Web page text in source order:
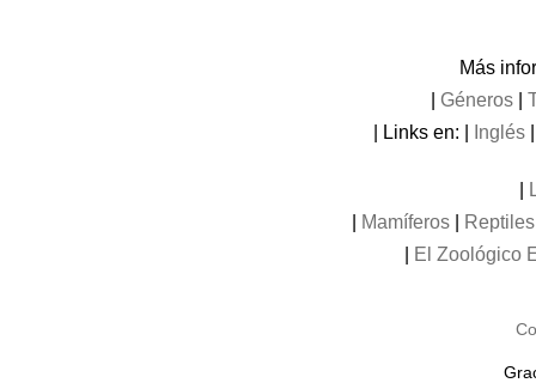
Más
Géneros
| Links en: |
Inglés
Mamíferos Reptiles
El Zoológico